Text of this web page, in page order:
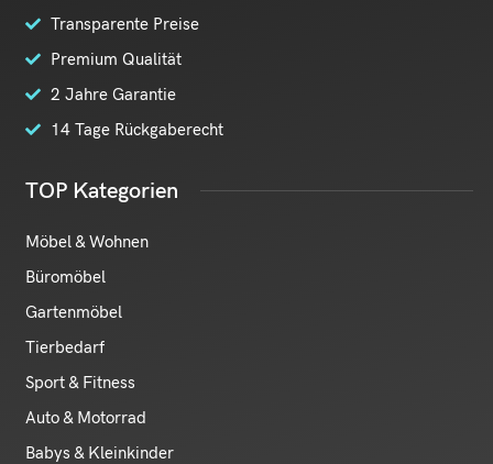
Transparente Preise
Premium Qualität
2 Jahre Garantie
14 Tage Rückgaberecht
TOP Kategorien
Möbel & Wohnen
Büromöbel
Gartenmöbel
Tierbedarf
Sport & Fitness
Auto & Motorrad
Babys & Kleinkinder